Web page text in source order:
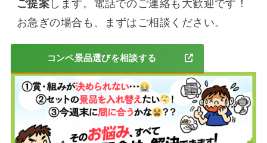
ご提案 します。電話でのご連絡も大歓迎です！
お急ぎの場合も、まずはご相談ください。
コンペ景品選びを相談する